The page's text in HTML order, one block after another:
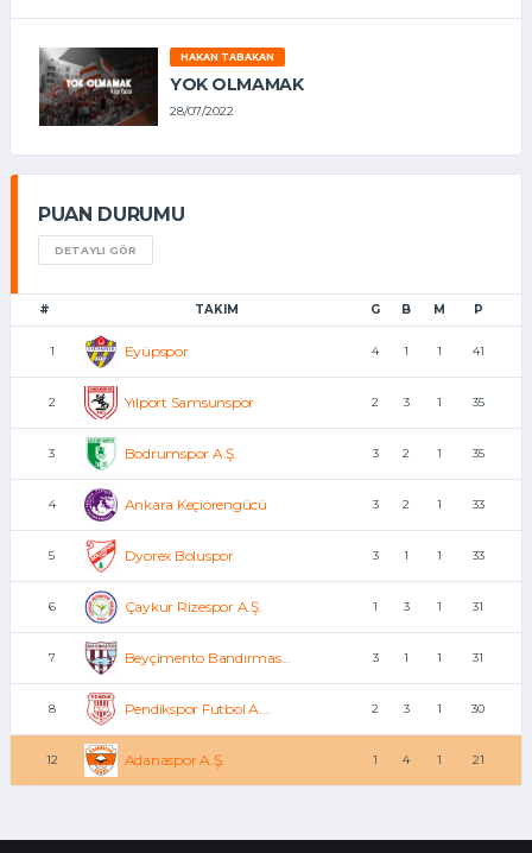
HAKAN TABAKAN
YOK OLMAMAK
28/07/2022
PUAN DURUMU
DETAYLI GÖR
# TAKIM G B M P
1 Eyüpspor 4 1 1 41
2 Yılport Samsunspor 2 3 1 35
3 Bodrumspor A.Ş. 3 2 1 35
4 Ankara Keçiörengücü 3 2 1 33
5 Dyorex Boluspor 3 1 1 33
6 Çaykur Rizespor A.Ş. 1 3 1 31
7 Beyçimento Bandırmas... 3 1 1 31
8 Pendikspor Futbol A.... 2 3 1 30
12 Adanaspor A.Ş. 1 4 1 21